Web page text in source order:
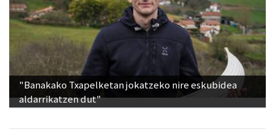
"Banakako Txapelketan jokatzeko nire eskubidea
aldarrikatzen dut"